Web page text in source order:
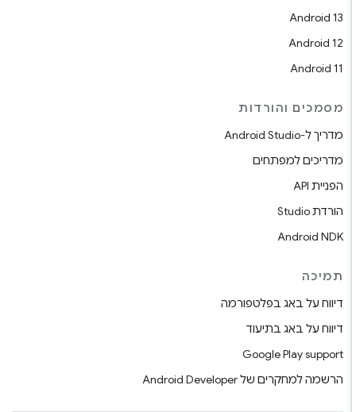
Android 13
Android 12
Android 11
מסמכים והורדות
מדריך ל-Android Studio
מדריכים למפתחים
הפניית API
הורדת Studio
Android NDK
תמיכה
דיווח על באג בפלטפורמה
דיווח על באג בתיעוד
Google Play support
הרשמה למחקרים של Android Developer